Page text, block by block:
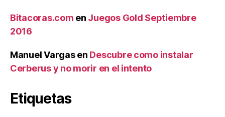
Bitacoras.com en Juegos Gold Septiembre
2016
Manuel Vargasen Descubre como instalar
Cerberus y no morir en el intento
Etiquetas